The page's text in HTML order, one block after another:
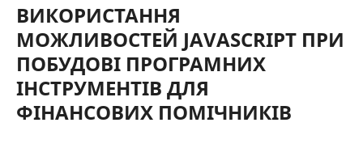
ВИКОРИСТАННЯ
МОЖЛИВОСТЕЙ JAVASCRIPT ПРИ
ПОБУДОВІ ПРОГРАМНИХ
ІНСТРУМЕНТІВ ДЛЯ
ФІНАНСОВИХ ПОМІЧНИКІВ